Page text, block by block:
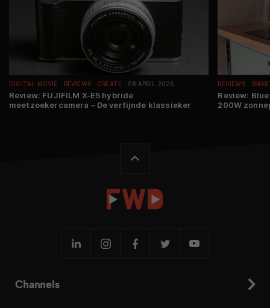
DIGITAL MOVIE REVIEWS CREATE 08 APRIL 2026
Review: FUJIFILM X-E5 hybride
meetzoekercamera – De verfijnde klassieker
REVIEWS
Review:
200W
Channels